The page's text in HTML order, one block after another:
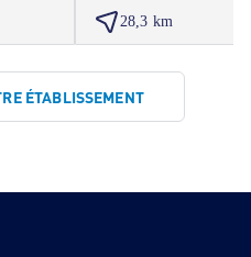
28,3 km
ÉTABLISSEMENT